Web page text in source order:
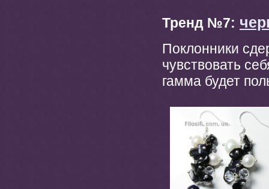
Тренд №7:
Поклонники
чувствовать
гамма будет